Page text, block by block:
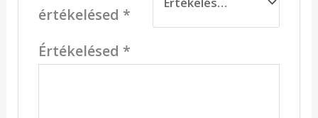
értékelésed *
Értékelésed *